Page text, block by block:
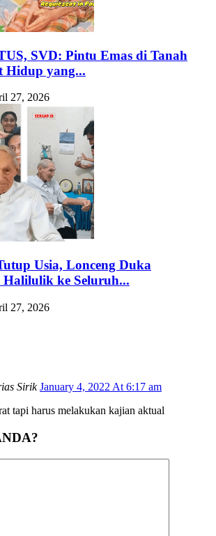
SVD: Pintu Emas di Tanah
Hidup yang...
27, 2026
Usia, Lonceng Duka
Halilulik ke Seluruh...
27, 2026
Sirik January 4, 2022 At 6:17 am
tapi harus melakukan kajian aktual